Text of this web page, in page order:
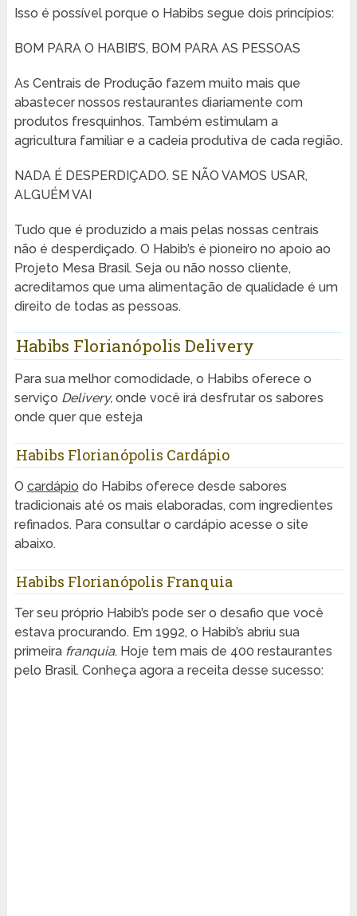
Isso é possível porque o Habibs segue dois princípios:
BOM PARA O HABIB’S, BOM PARA AS PESSOAS
As Centrais de Produção fazem muito mais que
abastecer nossos restaurantes diariamente com
produtos fresquinhos. Também estimulam a
agricultura familiar e a cadeia produtiva de cada região.
NADA É DESPERDIÇADO. SE NÃO VAMOS USAR,
ALGUÉM VAI
Tudo que é produzido a mais pelas nossas centrais
não é desperdiçado. O Habib’s é pioneiro no apoio ao
Projeto Mesa Brasil. Seja ou não nosso cliente,
acreditamos que uma alimentação de qualidade é um
direito de todas as pessoas.
Habibs Florianópolis Delivery
Para sua melhor comodidade, o Habibs oferece o
serviço Delivery,onde você irá desfrutar os sabores
onde quer que esteja
Habibs Florianópolis Cardápio
O cardápio do Habibs oferece desde sabores
tradicionais até os mais elaboradas, com ingredientes
refinados. Para consultar o cardápio acesse o site
abaixo.
Habibs Florianópolis Franquia
Ter seu próprio Habib’s pode ser o desafio que você
estava procurando. Em 1992, o Habib’s abriu sua
primeira franquia. Hoje tem mais de 400 restaurantes
pelo Brasil. Conheça agora a receita desse sucesso: